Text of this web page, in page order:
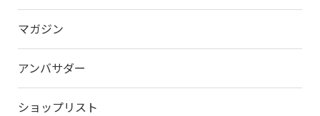
マガジン
アンバサダー
ショップリスト